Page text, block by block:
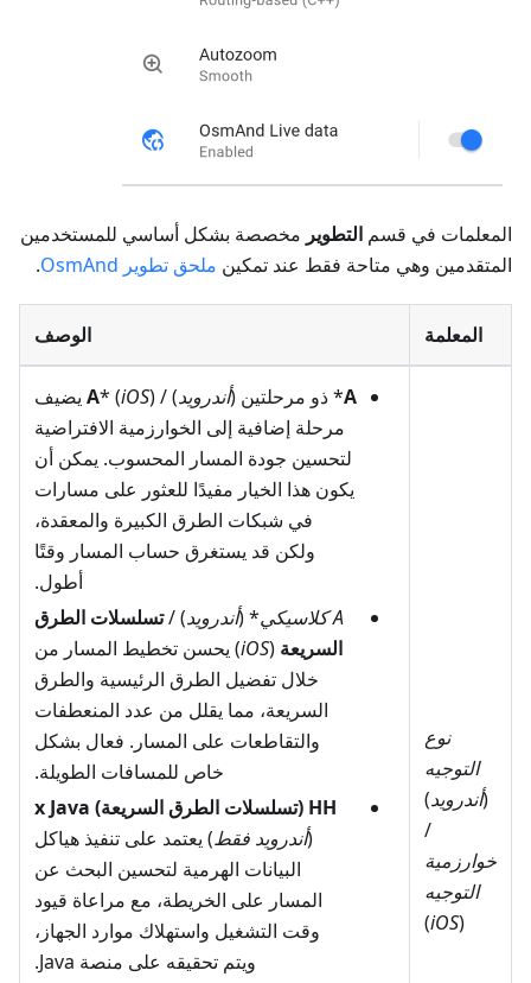
المعلمات في قسم التطوير مخصصة بشكل أساسي للمستخدمين
المتقدمين وهي متاحة فقط عند تمكين ملحق تطوير OsmAnd .
المعلمة الوصف
نوع
التوجيه
(أندرويد)
/
خوارزمية
التوجيه
(
iOS
)
A* ذو مرحلتين (أندرويد) /
A* (iOS
) يضيف
مرحلة إضافية إلى الخوارزمية الافتراضية
لتحسين جودة المسار المحسوب. يمكن أن
يكون هذا الخيار مفيدًا للعثور على مسارات
في شبكات الطرق الكبيرة والمعقدة،
ولكن قد يستغرق حساب المسار وقتًا
أطول.
Aكلاسيكي* (أندرويد) /تسلسلات الطرق
السريعة (
iOS) يحسن تخطيط المسار من
خلال تفضيل الطرق الرئيسية والطرق
السريعة، مما يقلل من عدد المنعطفات
والتقاطعات على المسار. فعال بشكل
خاص للمسافات الطويلة.
HH (تسلسلات الطرق السريعة) x Java
(أندرويد فقط) يعتمد على تنفيذ هياكل
البيانات الهرمية لتحسين البحث عن
المسار على الخريطة، مع مراعاة قيود
وقت التشغيل واستهلاك موارد الجهاز،
ويتم تحقيقه على منصة Java.